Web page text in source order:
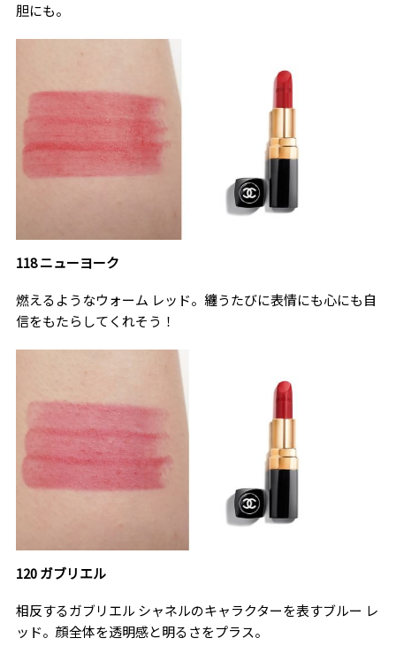
胆にも。
118 ニューヨーク
燃えるようなウォーム レッド。纏うたびに表情にも心にも自
信をもたらしてくれそう！
120 ガブリエル
相反するガブリエル シャネルのキャラクターを表すブルー レ
ッド。顔全体を透明感と明るさをプラス。